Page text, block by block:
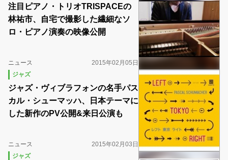
注目ピアノ・トリオTRISPACEの
林祐市、自宅で撮影した繊細なソ
ロ・ピアノ演奏の映像公開
ニュース
2015年02月05日
ジャズ
ジャズ・ヴィブラフォンの名手パス
カル・シューマッハ、日本テーマに
した新作のPV公開&来日公演も
ニュース
2015年02月03日
ジャズ